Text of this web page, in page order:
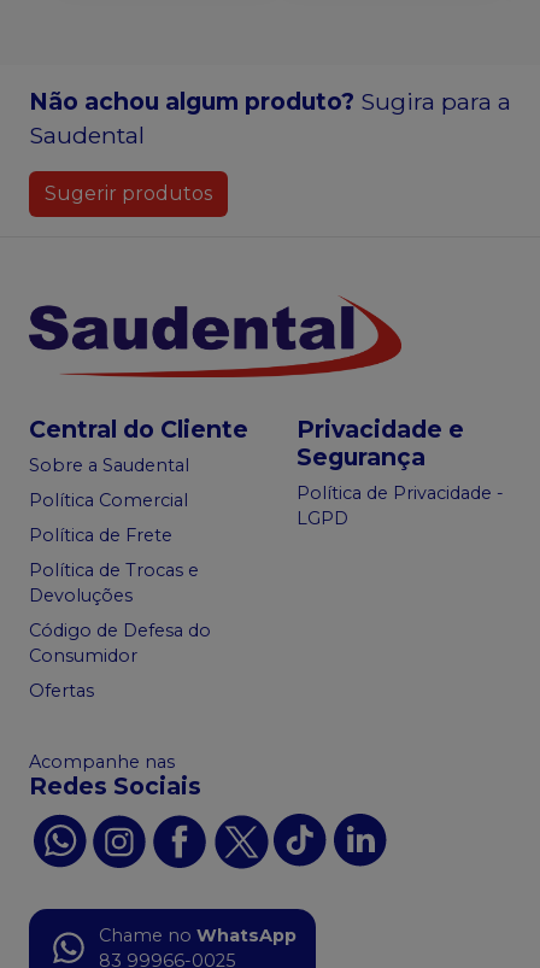
Não achou algum produto? Sugira para a
Saudental
Sugerir produtos
Central do Cliente
Sobre a Saudental
Política Comercial
Política de Frete
Política de Trocas e
Devoluções
Código de Defesa do
Consumidor
Ofertas
Privacidade e
Segurança
Política de Privacidade -
LGPD
Acompanhe nas
Redes Sociais
Chame no WhatsApp
83 99966-0025